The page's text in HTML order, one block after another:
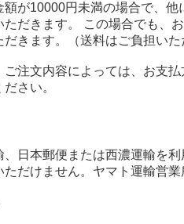
が10000円未満の場合で、
だきます。 この場合でも、
きます。（送料はご負担い
注文内容によっては、お支
さい。
、日本郵便または西濃運輸を
だけません。ヤマト運輸営